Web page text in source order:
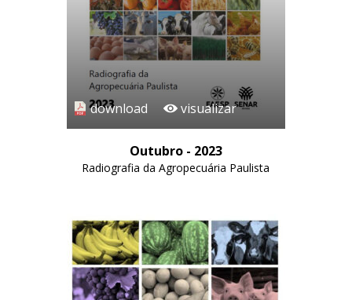
download visualizar
Outubro - 2023
Radiografia da Agropecuária Paulista